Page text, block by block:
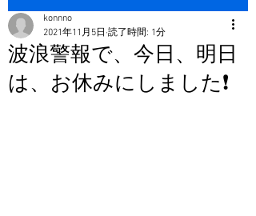
波浪警報で、今日、明日
は、お休みにしました❗️
konnno
2021年11月5日 読了時間: 1分